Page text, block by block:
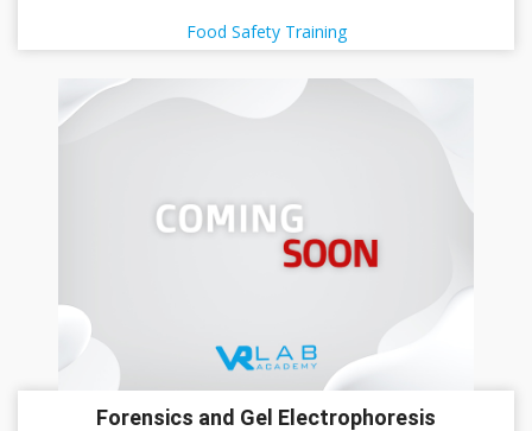
Food Safety Training
Forensics and Gel Electrophoresis